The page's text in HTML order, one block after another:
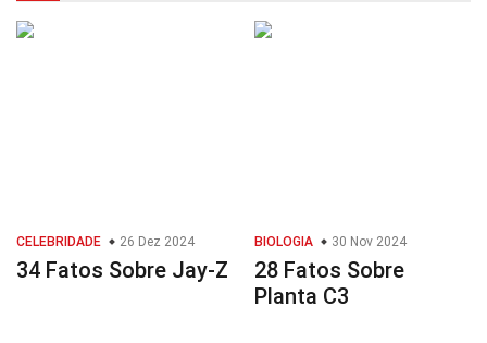
CELEBRIDADE 26 Dez 2024
34 Fatos Sobre Jay-Z
BIOLOGIA 30 Nov 2024
28 Fatos Sobre
Planta C3